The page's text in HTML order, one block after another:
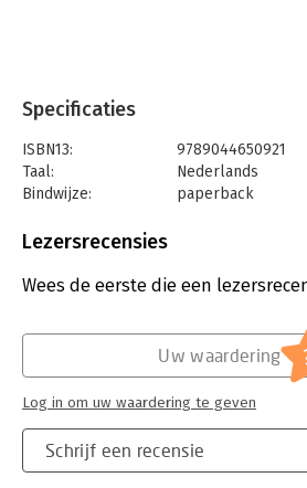
Specificaties
ISBN13:
9789044650921
Taal:
Nederlands
Bindwijze:
paperback
Uitgever:
Verschijningsdatum:
19-1-2022
Mens en
Lezersrecensies
Wees de eerste die een
Schrijf een recensie
Uw waardering
Log in om uw waardering te geven